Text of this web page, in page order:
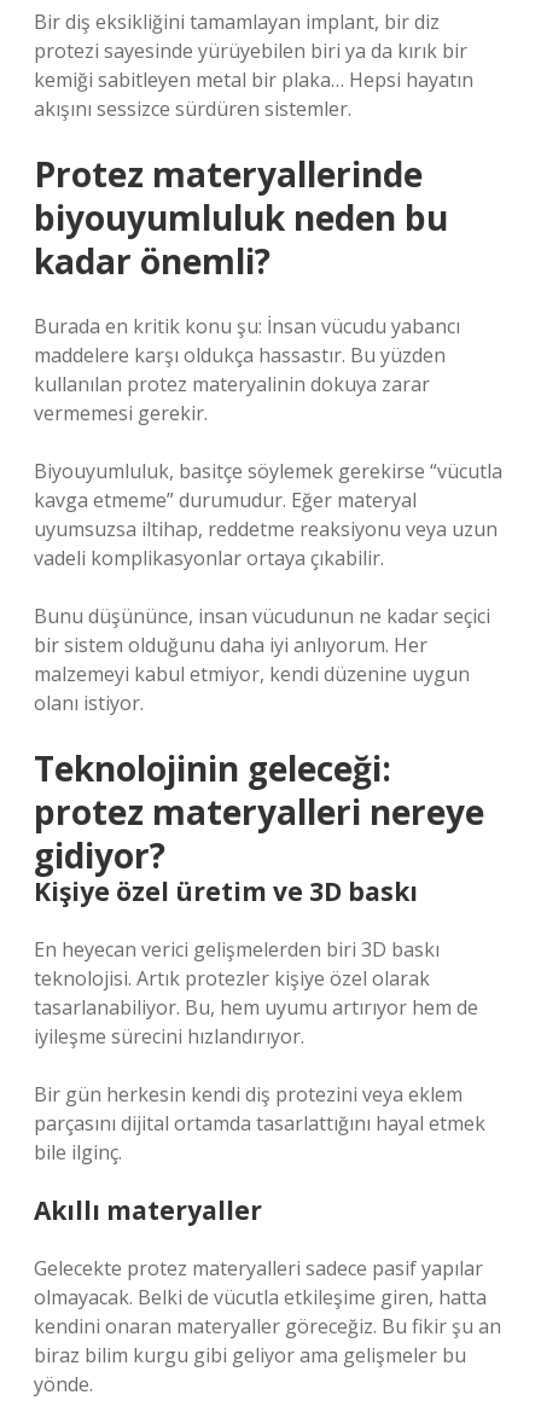
Bir diş eksikliğini tamamlayan implant, bir diz
protezi sayesinde yürüyebilen biri ya da kırık bir
kemiği sabitleyen metal bir plaka… Hepsi hayatın
akışını sessizce sürdüren sistemler.
Protez materyallerinde
biyouyumluluk neden bu
kadar önemli?
Burada en kritik konu şu: İnsan vücudu yabancı
maddelere karşı oldukça hassastır. Bu yüzden
kullanılan protez materyalinin dokuya zarar
vermemesi gerekir.
Biyouyumluluk, basitçe söylemek gerekirse “vücutla
kavga etmeme” durumudur. Eğer materyal
uyumsuzsa iltihap, reddetme reaksiyonu veya uzun
vadeli komplikasyonlar ortaya çıkabilir.
Bunu düşününce, insan vücudunun ne kadar seçici
bir sistem olduğunu daha iyi anlıyorum. Her
malzemeyi kabul etmiyor, kendi düzenine uygun
olanı istiyor.
Teknolojinin geleceği:
protez materyalleri nereye
gidiyor?
Kişiye özel üretim ve 3D baskı
En heyecan verici gelişmelerden biri 3D baskı
teknolojisi. Artık protezler kişiye özel olarak
tasarlanabiliyor. Bu, hem uyumu artırıyor hem de
iyileşme sürecini hızlandırıyor.
Bir gün herkesin kendi diş protezini veya eklem
parçasını dijital ortamda tasarlattığını hayal etmek
bile ilginç.
Akıllı materyaller
Gelecekte protez materyalleri sadece pasif yapılar
olmayacak. Belki de vücutla etkileşime giren, hatta
kendini onaran materyaller göreceğiz. Bu fikir şu an
biraz bilim kurgu gibi geliyor ama gelişmeler bu
yönde.